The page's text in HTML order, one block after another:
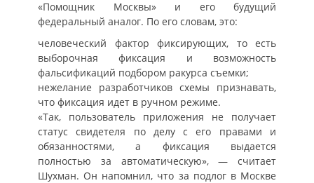
«Помощник Москвы» и его будущий
федеральный аналог. По его словам, это:
человеческий фактор фиксирующих, то есть
выборочная фиксация и возможность
фальсификаций подбором ракурса съемки;
нежелание разработчиков схемы признавать,
что фиксация идет в ручном режиме.
«Так, пользователь приложения не получает
статус свидетеля по делу с его правами и
обязанностями, а фиксация выдается
полностью за автоматическую», — считает
Шухман. Он напомнил, что за подлог в Москве